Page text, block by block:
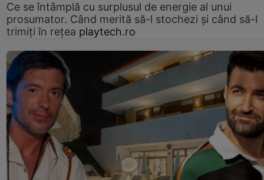
Ce se întâmplă cu surplusul de energie al unui
prosumator. Când merită să-l stochezi și când să-l
trimiți în rețea playtech.ro